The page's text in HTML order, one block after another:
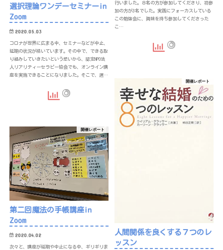
行いました。８名の方が参加してくださり、初参
加の方が3名でした。実践にフォーカスしている
この勉強会に、興味を持ち参加してくださった
こ…
選択理論ワンデーセミナーin
Zoom
2020.05.03
コロナが世界に広まる中、セミナーなどが中止、
延期の状況が続いています。その中で、できる取
り組みしていきたいという想いから、認定NPO法
人リアリティーセラピー協会でも、オンライン講
座を実施できることになりました。そこで、選…
開催レポート
人間関係を良くする７つのレ
ッスン
開催レポート
第二回魔法の手帳講座in
Zoom
2020.04.02
次々と、講座が延期や中止になる中、ギリギリま